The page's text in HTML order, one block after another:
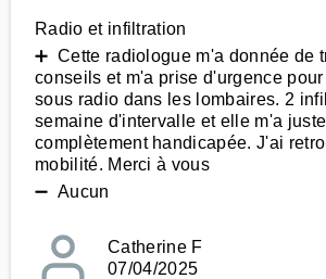
Radio et infiltration
➕ Cette radiologue m'a donnée de
conseils et m'a prise d'urgence
sous radio dans les lombaires. 2
semaine d'intervalle et elle m'a
complètement handicapée. J'ai
mobilité. Merci à vous
➖ Aucun
Catherine F
07/04/2025